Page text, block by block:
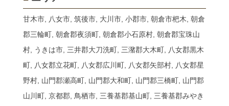
甘木市, 八女市, 筑後市, 大川市, 小郡市, 朝倉市杷木, 朝倉
郡三輪町, 朝倉郡夜須町, 朝倉郡小石原村, 朝倉郡宝珠山
村, うきは市, 三井郡大刀洗町, 三潴郡大木町, 八女郡黒木
町, 八女郡立花町, 八女郡広川町, 八女郡矢部村, 八女郡星
野村, 山門郡瀬高町, 山門郡大和町, 山門郡三橋町, 山門郡
山川町, 京都郡, 鳥栖市, 三養基郡基山町, 三養基郡みやき